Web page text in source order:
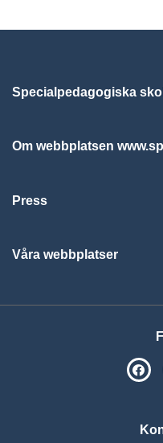
Specialpedagogiska
Om webbplatsen
Press
Våra webbplatser